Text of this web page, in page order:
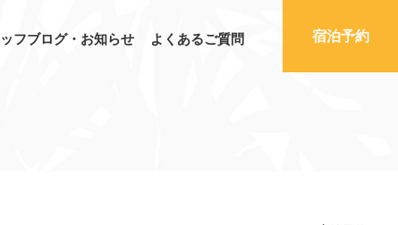
フブログ・お知らせ よくあるご質問 宿泊予約